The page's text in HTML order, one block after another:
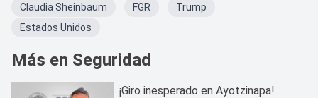
Claudia Sheinbaum
FGR
Trump
Estados Unidos
Más en Seguridad
¡Giro inesperado en Ayotzinapa!